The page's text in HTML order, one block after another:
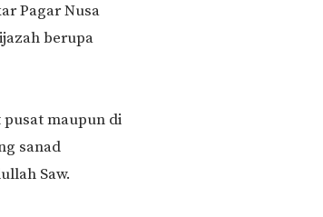
Pagar Nusa
berupa
maupun di
sanad
Saw.